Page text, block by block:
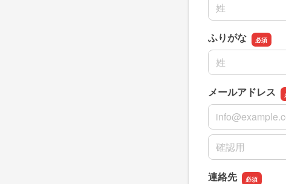
ふりがな
名前の姓
メールアドレス
メールアドレス
メールアドレスの
連絡先